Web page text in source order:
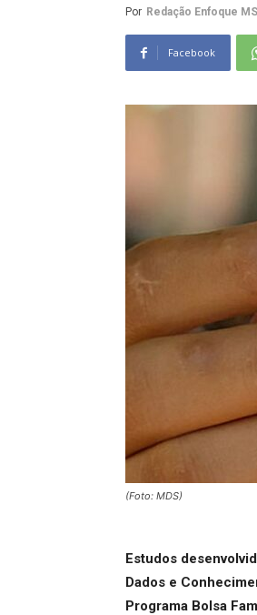
Por Redação Enfoque MS
Facebook
(Foto: MDS)
Estudos
Dados e
Programa Bolsa